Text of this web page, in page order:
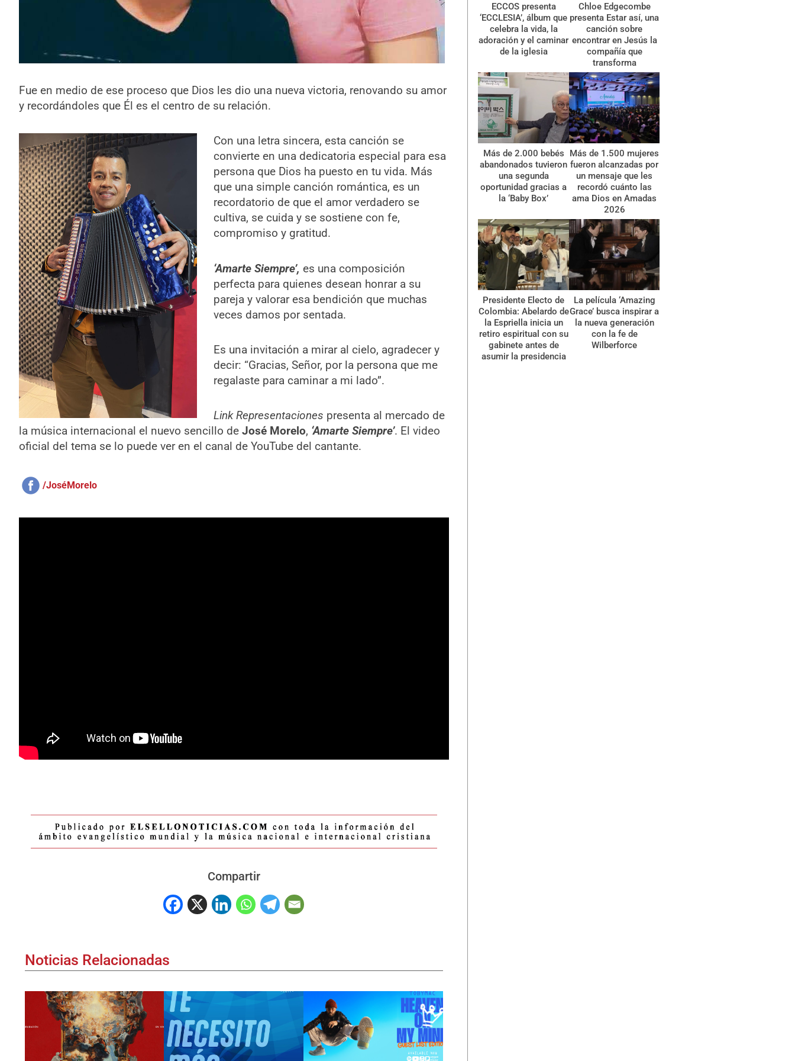
Fue en medio de ese proceso que Dios les dio una nueva victoria, renovando su amor
y recordándoles que Él es el centro de su relación.
Con una letra sincera, esta canción se
convierte en una dedicatoria especial para esa
persona que Dios ha puesto en tu vida. Más
que una simple canción romántica, es un
recordatorio de que el amor verdadero se
cultiva, se cuida y se sostiene con fe,
compromiso y gratitud.
‘Amarte Siempre’, es una composición
perfecta para quienes desean honrar a su
pareja y valorar esa bendición que muchas
veces damos por sentada.
Es una invitación a mirar al cielo, agradecer y
decir: “Gracias, Señor, por la persona que me
regalaste para caminar a mi lado”.
Link Representaciones presenta al mercado de
la música internacional el nuevo sencillo de José Morelo, ‘Amarte Siempre’. El video
oficial del tema se lo puede ver en el canal de YouTube del cantante.
/JoséMorelo
Compartir
Noticias Relacionadas
ECCOS presenta
‘ECCLESIA’, álbum que
celebra la vida, la
adoración y el caminar
de la iglesia
Chloe Edgecombe
presenta Estar así, una
canción sobre
encontrar en Jesús la
compañía que
transforma
Más de 2.000 bebés
abandonados tuvieron
una segunda
oportunidad gracias a
la ‘Baby Box’
Más de 1.500 mujeres
fueron alcanzadas por
un mensaje que les
recordó cuánto las
ama Dios en Amadas
2026
Presidente Electo de
Colombia: Abelardo de
la Espriella inicia un
retiro espiritual con su
gabinete antes de
asumir la presidencia
La película ‘Amazing
Grace’ busca inspirar a
la nueva generación
con la fe de
Wilberforce